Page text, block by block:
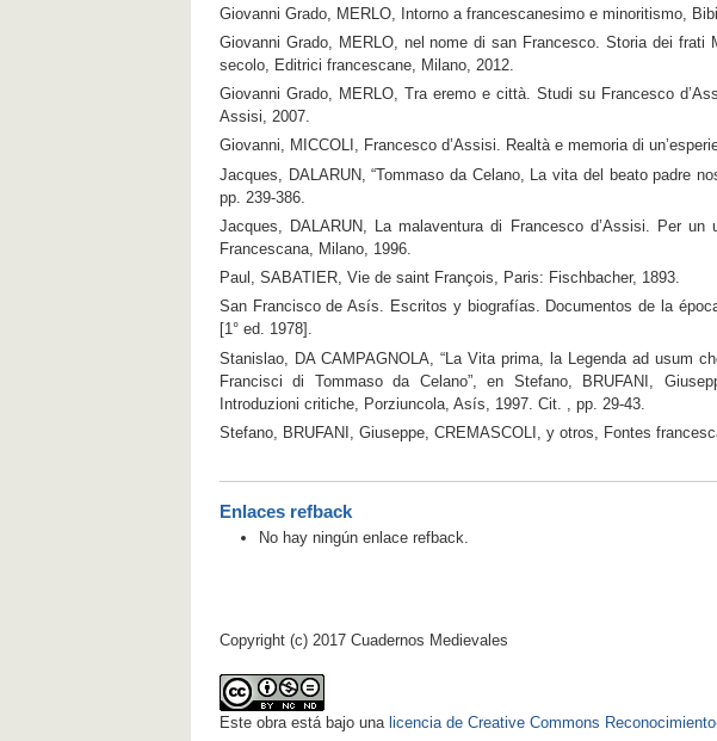
Giovanni Grado, MERLO, Intorno a francescanesimo e minoritismo,
Giovanni Grado, MERLO, nel nome di san Francesco. Storia dei frati
secolo, Editrici francescane, Milano, 2012.
Giovanni Grado, MERLO, Tra eremo e città. Studi su Francesco
Assisi, 2007.
Giovanni, MICCOLI, Francesco d’Assisi. Realtà e memoria di
Jacques, DALARUN, “Tommaso da Celano, La vita del beato padre
pp. 239-386.
Jacques, DALARUN, La malaventura di Francesco d’Assisi. Per
Francescana, Milano, 1996.
Paul, SABATIER, Vie de saint François, Paris: Fischbacher, 1893.
San Francisco de Asís. Escritos y biografías. Documentos de la
[1° ed. 1978].
Stanislao, DA CAMPAGNOLA, “La Vita prima, la Legenda ad usum
Francisci di Tommaso da Celano”, en Stefano, BRUFANI,
Introduzioni critiche, Porziuncola, Asís, 1997. Cit. , pp. 29-43.
Stefano, BRUFANI, Giuseppe, CREMASCOLI, y otros, Fontes
Enlaces refback
No hay ningún enlace refback.
Copyright (c) 2017 Cuadernos Medievales
Este obra está bajo una licencia de Creative Commons